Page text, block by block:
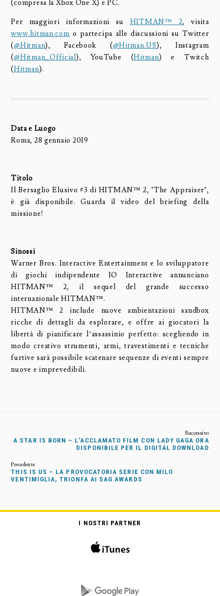
(compresa la Xbox One X) e PC.
Per maggiori informazioni su HITMAN™ 2, visita
www.hitman.com o partecipa alle discussioni su Twitter
(@Hitman), Facebook (@Hitman.US), Instagram
(@Hitman_Official), YouTube (Hitman) e Twitch
(Hitman).
Data e Luogo
Roma, 28 gennaio 2019
Titolo
Il Bersaglio Elusivo #3 di HITMAN™ 2, "The Appraiser",
è già disponibile. Guarda il video del briefing della
missione!
Sinossi
Warner Bros. Interactive Entertainment e lo sviluppatore
di giochi indipendente IO Interactive annunciano
HITMAN™ 2, il sequel del grande successo
internazionale HITMAN™.
HITMAN™ 2 include nuove ambientazioni sandbox
ricche di dettagli da esplorare, e offre ai giocatori la
libertà di pianificare l’assassinio perfetto: scegliendo in
modo creativo strumenti, armi, travestimenti e tecniche
furtive sarà possibile scatenare sequenze di eventi sempre
nuove e imprevedibili.
A STAR IS BORN – L’ACCLAMATO FILM CON LADY GAGA ORA
DISPONIBILE PER IL DIGITAL DOWNLOAD
THIS IS US – LA PROVOCATORIA SERIE CON MILO
VENTIMIGLIA, TRIONFA AI SAG AWARDS
I NOSTRI PARTNER